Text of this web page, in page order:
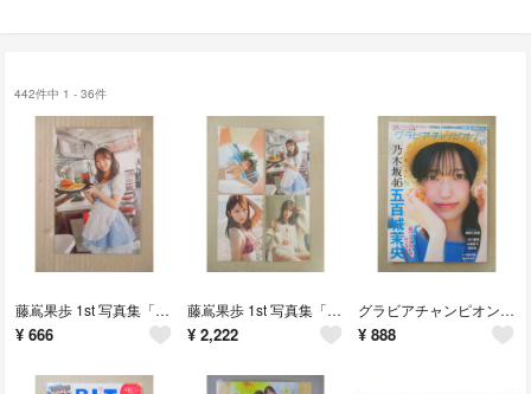
442件中 1 - 36件
藤嶌果歩 1st 写真集「果実の歩幅」 封入ポストカード
¥ 666
藤嶌果歩 1st 写真集「果実の歩幅」 封入ポストカード 4種
¥ 2,222
グラビアチャンピオン VOL.13 【未読・応募券のみなし】
¥ 888